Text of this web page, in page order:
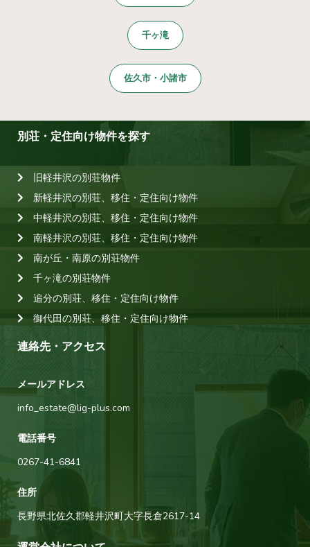
千ヶ滝
佐久市・小諸市
別荘・定住向け物件を探す
旧軽井沢の別荘物件
新軽井沢の別荘、移住・定住向け物件
中軽井沢の別荘、移住・定住向け物件
南軽井沢の別荘、移住・定住向け物件
南が丘・南原の別荘物件
千ヶ滝の別荘物件
追分の別荘、移住・定住向け物件
御代田の別荘、移住・定住向け物件
連絡先・アクセス
メールアドレス
info_estate@lig-plus.com
電話番号
0267-41-6841
住所
長野県北佐久郡軽井沢町大字長倉2617-14